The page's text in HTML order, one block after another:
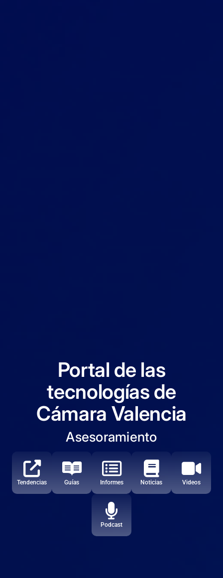
Portal de las
tecnologías de
Cámara Valencia
Asesoramiento
Tendencias Guías Informes Noticias Videos
Podcast